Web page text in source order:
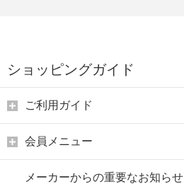
ショッピングガイド
ご利用ガイド
会員メニュー
メーカーからの重要なお知らせ